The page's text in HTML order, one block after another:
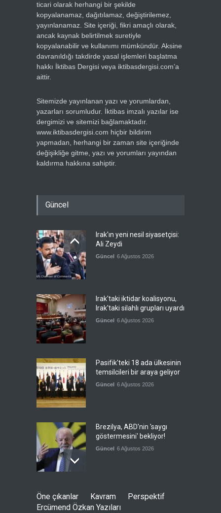
ticari olarak herhangi bir şekilde
kopyalanamaz, dağıtılamaz, değiştirilemez,
yayınlanamaz. Site içeriği, fikri amaçlı olarak,
ancak kaynak belirtilmek suretiyle
kopyalanabilir ve kullanımı mümkündür. Aksine
davranıldığı takdirde yasal işlemleri başlatma
hakkı İktibas Dergisi veya iktibasdergisi.com’a
aittir.
Sitemizde yayınlanan yazı ve yorumlardan,
yazarları sorumludur. İktibas imzalı yazılar ise
dergimizi ve sitemizi bağlamaktadır.
www.iktibasdergisi.com hiçbir bildirim
yapmadan, herhangi bir zaman site içeriğinde
değişikliğe gitme, yazı ve yorumları yayından
kaldırma hakkına sahiptir.
Güncel
Irak'ın yeni nesil siyasetçisi:
Ali Zeydi
Güncel 6 Ağustos 2026
Irak'taki iktidar koalisyonu,
Irak'taki silahlı grupları uyardı
Güncel 6 Ağustos 2026
Pasifik'teki 18 ada ülkesinin
temsilcileri bir araya geliyor
Güncel 6 Ağustos 2026
Brezilya, ABD'nin 'saygı
göstermesini' bekliyor!
Güncel 6 Ağustos 2026
toplantısını Fas'ta yaptı
Öne çıkanlar Kavram
Perspektif
Ercümend Özkan Yazıları